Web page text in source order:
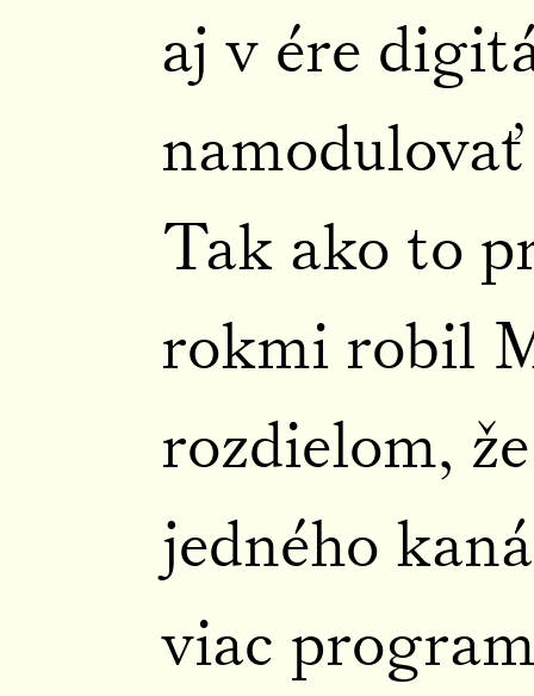
aj v ére
Tak ako to
rokmi robil
rozdielom,
jedného
viac